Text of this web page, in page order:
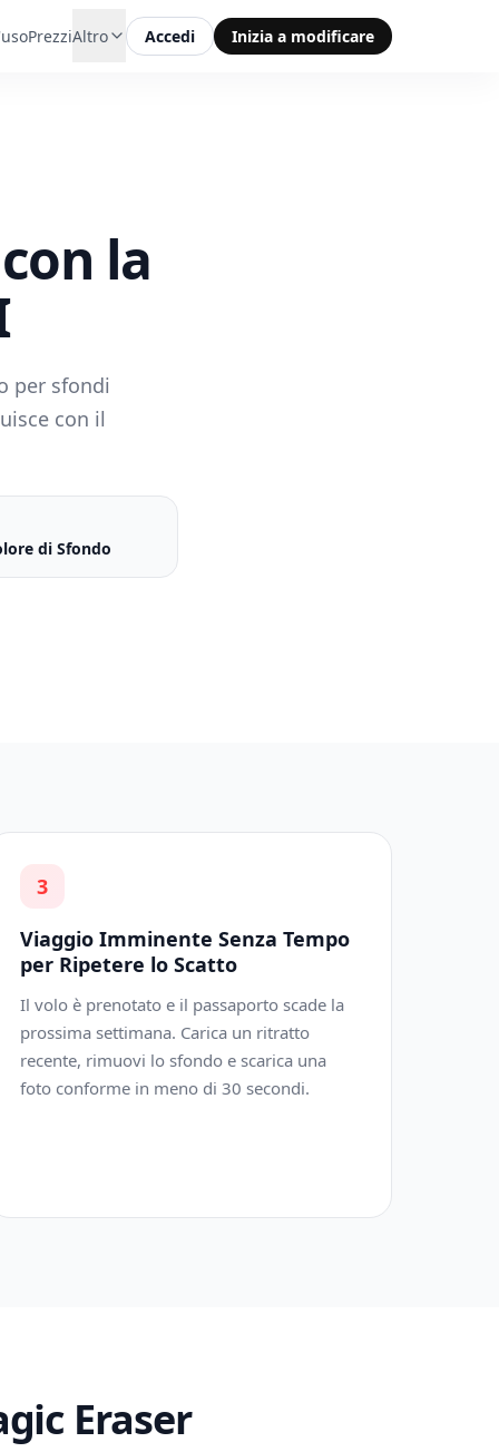
PrezziAltro Accedi Inizia a modificare
la
per sfondi
con il
di Sfondo
3
Viaggio Imminente Senza Tempo
per Ripetere lo Scatto
Il volo è prenotato e il passaporto scade la
prossima settimana. Carica un ritratto
recente, rimuovi lo sfondo e scarica una
foto conforme in meno di 30 secondi.
Eraser